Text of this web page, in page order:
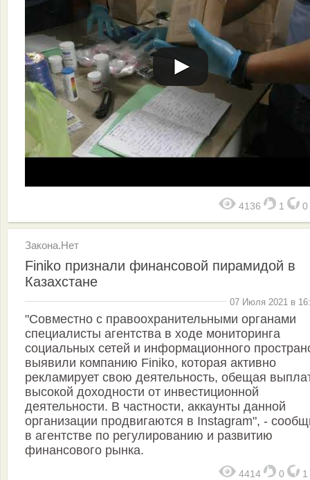
4136 1 0
Закона.Нет
Finiko признали финансовой пирамидой в
Казахстане
07 Июля 2021 в
"Совместно с правоохранительными органами
специалисты агентства в ходе мониторинга
социальных сетей и информационного
выявили компанию Finiko, которая активно
рекламирует свою деятельность, обещая
высокой доходности от инвестиционной
деятельности. В частности, аккаунты данной
организации продвигаются в Instagram", -
в агентстве по регулированию и развитию
финансового рынка.
4414 0 1